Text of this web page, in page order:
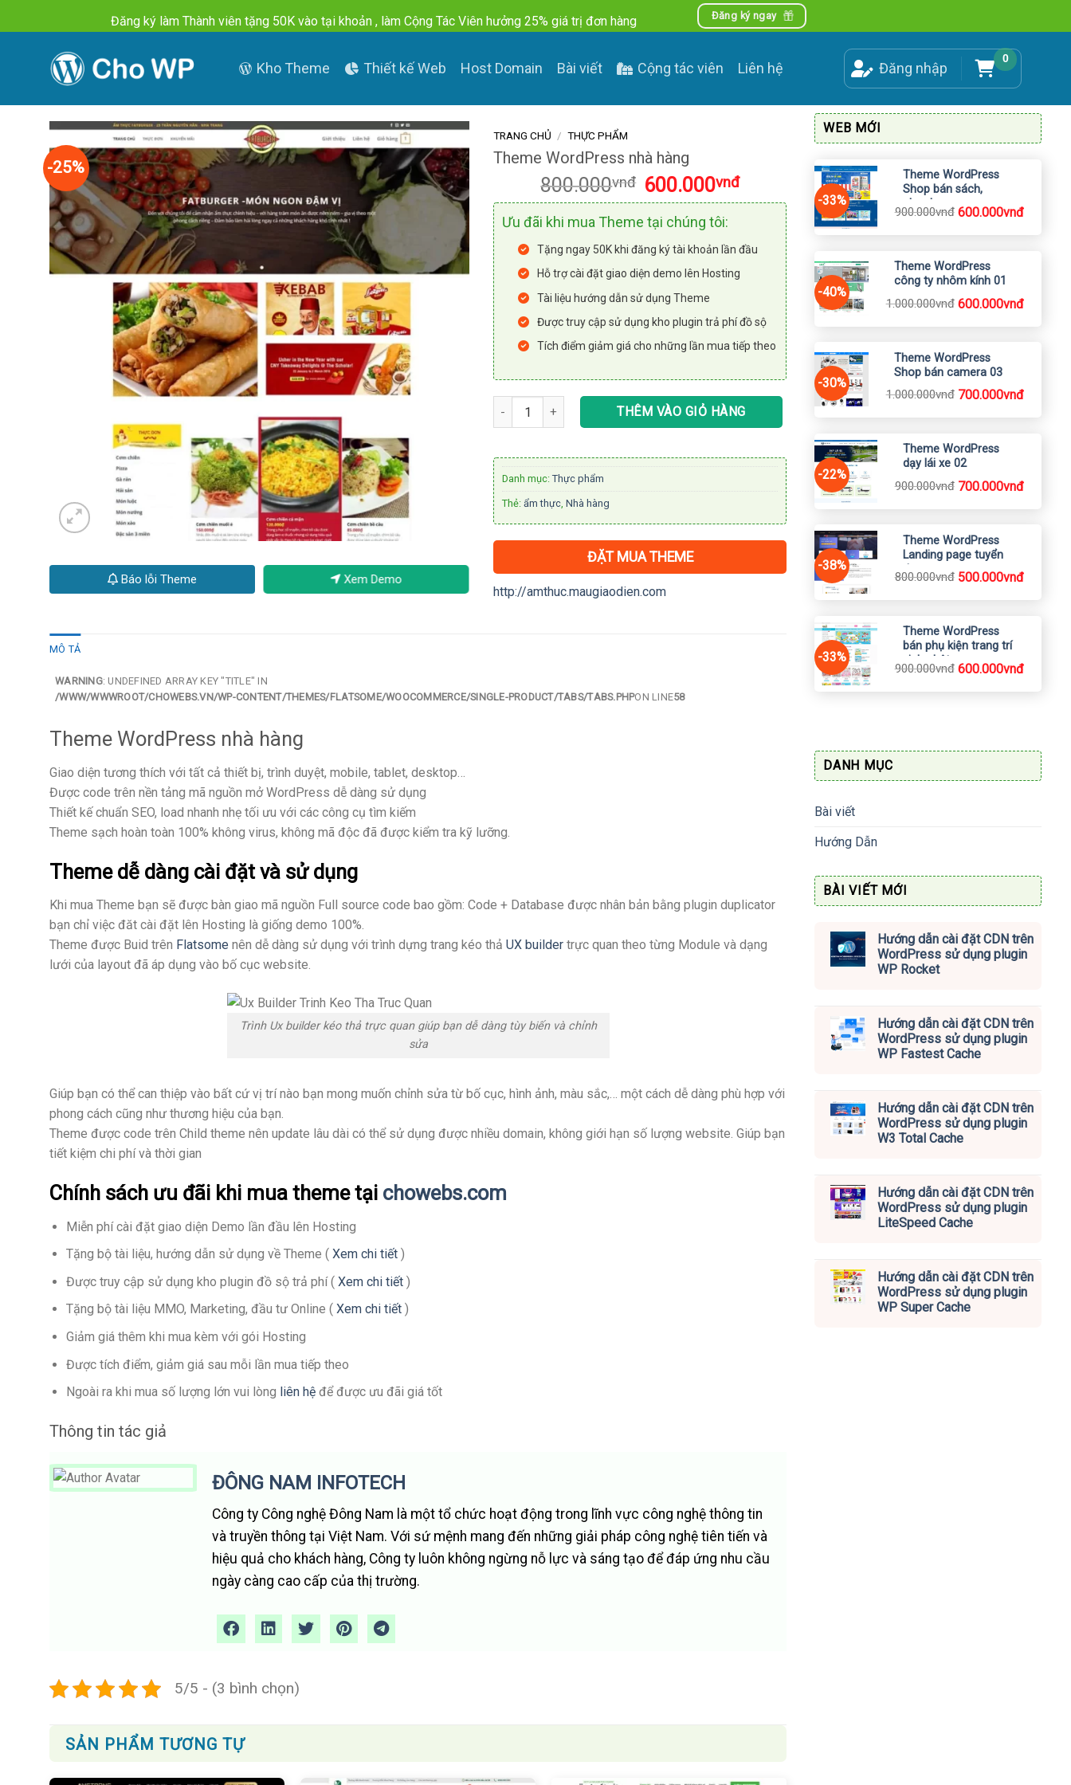
to
Đăng ký làm Thành viên tặng 50K vào tại khoản , làm Cộng Tác Viên hưởng 25% giá trị đơn hàng Đăng ký ngay
Kho Theme Thiết kế Web Host Domain Bài viết Cộng tác viên Liên hệ Đăng nhập
0
WEB MỚI
-33%
Theme WordPress
Shop bán sách,
ebook
900.000vnđ
Giá
là:
600.000vnđ
Giá
tại
600.000vnđ.
-40%
Theme WordPress
công ty nhôm kính 01
1.000.000vnđ
Giá
là:
600.000vnđ
Giá
tại
600.000vnđ.
-30%
Theme WordPress
Shop bán camera 03
1.000.000vnđ
Giá
là:
700.000vnđ
Giá
tại
700.000vnđ.
-22%
Theme WordPress
dạy lái xe 02
900.000vnđ
Giá
là:
700.000vnđ
Giá
tại
700.000vnđ.
-38%
Theme WordPress
Landing page tuyển
dụng
800.000vnđ
Giá
là:
500.000vnđ
Giá
tại
500.000vnđ.
-33%
Theme WordPress
bán phụ kiện trang trí
sinh nhật
900.000vnđ
Giá
là:
600.000vnđ
Giá
tại
DANH MỤC
Bài viết
Hướng Dẫn
BÀI VIẾT MỚI
Hướng dẫn cài đặt CDN trên
WordPress sử dụng plugin
WP Rocket
Hướng dẫn cài đặt CDN trên
WordPress sử dụng plugin
WP Fastest Cache
Hướng dẫn cài đặt CDN trên
WordPress sử dụng plugin
W3 Total Cache
Hướng dẫn cài đặt CDN trên
WordPress sử dụng plugin
LiteSpeed Cache
Hướng dẫn cài đặt CDN trên
WordPress sử dụng plugin
WP Super Cache
-25%
Báo lỗi Theme Xem Demo
Báo lỗi Theme Xem Demo
TRANG CHỦ / THỰC PHẨM
Theme WordPress nhà hàng
800.000vnđ Giá
gốc
800.000vnđ.
600.000vnđGiá
600.000vnđ.
Ưu đãi khi mua Theme tại chúng tôi:
Tặng ngay 50K khi đăng ký tài khoản lần đầu
Hỗ trợ cài đặt giao diện demo lên Hosting
Tài liệu hướng dẫn sử dụng Theme
Được truy cập sử dụng kho plugin trả phí đồ sộ
Tích điểm giảm giá cho những lần mua tiếp theo
Theme WordPress nhà hàng số lượng
THÊM VÀO GIỎ HÀNG
Danh mục:Thực phẩm
Thẻ:ẩm thực,Nhà hàng
ĐẶT MUA THEME
http://amthuc.maugiaodien.com
MÔ TẢ
WARNING: UNDEFINED ARRAY KEY "TITLE" IN
/WWW/WWWROOT/CHOWEBS.VN/WP-CONTENT/THEMES/FLATSOME/WOOCOMMERCE/SINGLE-PRODUCT/TABS/TABS.PHPON LINE58
Theme WordPress nhà hàng
Giao diện tương thích với tất cả thiết bị, trình duyệt, mobile, tablet, desktop…
Được code trên nền tảng mã nguồn mở WordPress dễ dàng sử dụng
Thiết kế chuẩn SEO, load nhanh nhẹ tối ưu với các công cụ tìm kiếm
Theme sạch hoàn toàn 100% không virus, không mã độc đã được kiểm tra kỹ lưỡng.
Theme dễ dàng cài đặt và sử dụng
Khi mua Theme bạn sẽ được bàn giao mã nguồn Full source code bao gồm: Code + Database được nhân bản bằng plugin duplicator
bạn chỉ việc đăt cài đặt lên Hosting là giống demo 100%.
Theme được Buid trên Flatsome nên dễ dàng sử dụng với trình dựng trang kéo thả UX builder trực quan theo từng Module và dạng
lưới của layout đã áp dụng vào bố cục website.
Trình Ux builder kéo thả trực quan giúp bạn dễ dàng tùy biến và chỉnh
sửa
Giúp bạn có thể can thiệp vào bất cứ vị trí nào bạn mong muốn chỉnh sửa từ bố cục, hình ảnh, màu sắc,… một cách dễ dàng phù hợp với
phong cách cũng như thương hiệu của bạn.
Theme được code trên Child theme nên update lâu dài có thể sử dụng được nhiều domain, không giới hạn số lượng website. Giúp bạn
tiết kiệm chi phí và thời gian
Chính sách ưu đãi khi mua theme tại chowebs.com
Miễn phí cài đặt giao diện Demo lần đầu lên Hosting
Tặng bộ tài liệu, hướng dẫn sử dụng về Theme ( Xem chi tiết)
Được truy cập sử dụng kho plugin đồ sộ trả phí ( Xem chi tiết)
Tặng bộ tài liệu MMO, Marketing, đầu tư Online ( Xem chi tiết)
Giảm giá thêm khi mua kèm với gói Hosting
Được tích điểm, giảm giá sau mỗi lần mua tiếp theo
Ngoài ra khi mua số lượng lớn vui lòng liên hệđể được ưu đãi giá tốt
Thông tin tác giả
ĐÔNG NAM INFOTECH
Công ty Công nghệ Đông Nam là một tổ chức hoạt động trong lĩnh vực công nghệ thông tin
và truyền thông tại Việt Nam. Với sứ mệnh mang đến những giải pháp công nghệ tiên tiến và
hiệu quả cho khách hàng, Công ty luôn không ngừng nỗ lực và sáng tạo để đáp ứng nhu cầu
ngày càng cao cấp của thị trường.
5/5 - (3 bình chọn)
SẢN PHẨM TƯƠNG TỰ